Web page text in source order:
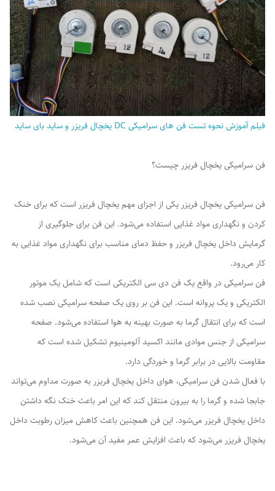
فیلم آموزش نحوه تست فن های سرامیکی DC یخچال فریزر و ساید بای ساید
فن سرامیکی یخچال فریزر چیست؟
فن سرامیکی یخچال فریزر یکی از اجزای مهم یخچال فریزر است که برای خنک
کردن و نگهداری مواد غذایی استفاده می‌شود. این فن برای جلوگیری از
گرمایش داخل یخچال فریزر و حفظ دمای مناسب برای نگهداری مواد غذایی به
کار می‌رود.
فن سرامیکی در واقع یک فن دی سی الکتریکی است که شامل یک موتور
الکتریکی و یک پروانه است. این فن بر روی یک صفحه سرامیکی نصب شده
است که برای انتقال گرما به صورت بهینه به هوا استفاده می‌شود. صفحه
سرامیکی از جنس موادی مانند اکسید آلومینیوم تشکیل شده است که
مقاومت بالایی در برابر گرما و خوردگی دارد.
با فعال شدن فن سرامیکی، هوای داخل یخچال فریزر به صورت مداوم می‌تواند
جابجا شده و گرما را به بیرون منتقل کند که این امر باعث خنک نگه داشتن
داخل یخچال فریزر می‌شود. این فن همچنین باعث کاهش میزان رطوبت داخل
یخچال فریزر می‌شود که باعث افزایش عمر مفید آن می‌شود.